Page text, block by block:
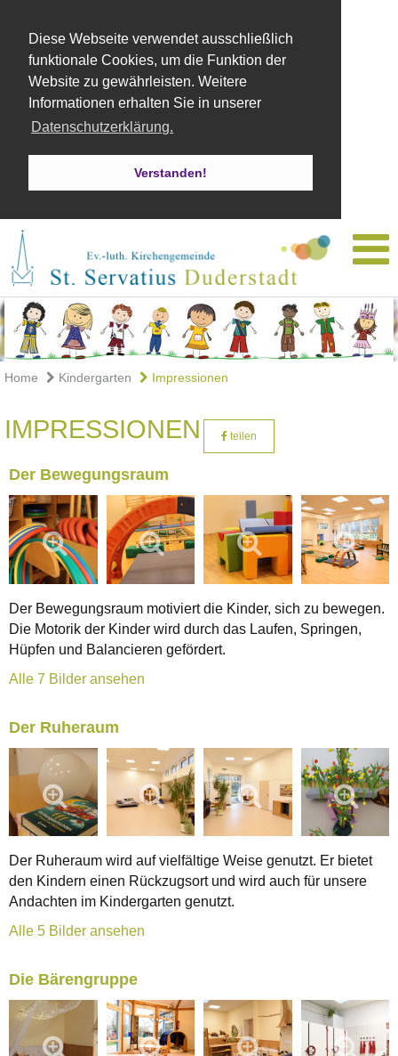
Diese Webseite verwendet ausschließlich
funktionale Cookies, um die Funktion der
Website zu gewährleisten. Weitere
Informationen erhalten Sie in unserer
Datenschutzerklärung.
Verstanden!
Home Kindergarten Impressionen
IMPRESSIONEN teilen
Der Bewegungsraum
Der Bewegungsraum motiviert die Kinder, sich zu bewegen.
Die Motorik der Kinder wird durch das Laufen, Springen,
Hüpfen und Balancieren gefördert.
Alle 7 Bilder ansehen
Der Ruheraum
Der Ruheraum wird auf vielfältige Weise genutzt. Er bietet
den Kindern einen Rückzugsort und wird auch für unsere
Andachten im Kindergarten genutzt.
Alle 5 Bilder ansehen
Die Bärengruppe